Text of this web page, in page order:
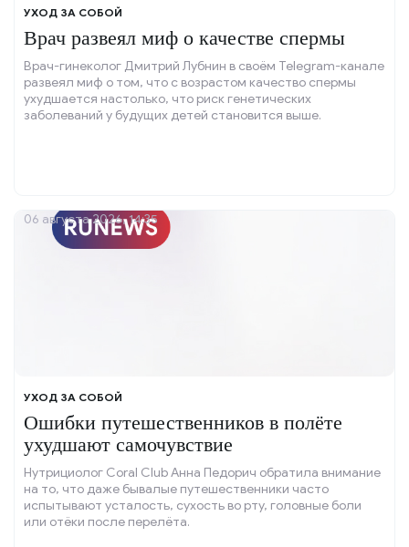
УХОД ЗА СОБОЙ
Врач развеял миф о качестве спермы
Врач-гинеколог Дмитрий Лубнин в своём Telegram-канале
развеял миф о том, что с возрастом качество спермы
ухудшается настолько, что риск генетических
заболеваний у будущих детей становится выше.
УХОД ЗА СОБОЙ
Ошибки путешественников в полёте
ухудшают самочувствие
Нутрициолог Coral Club Анна Педорич обратила внимание
на то, что даже бывалые путешественники часто
испытывают усталость, сухость во рту, головные боли
или отёки после перелёта.
06 августа 2026, 14:35